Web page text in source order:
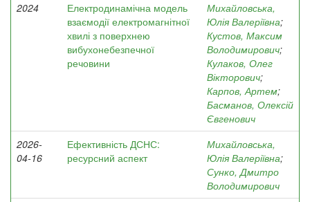
2024
Електродинамічна модель
взаємодії електромагнітної
хвилі з поверхнею
вибухонебезпечної
речовини
Михайловська,
Юлія Валеріївна;
Кустов, Максим
Володимирович;
Кулаков, Олег
Вікторович;
Карпов, Артем;
Басманов, Олексій
Євгенович
2026-
04-16
Ефективність ДСНС:
ресурсний аспект
Михайловська,
Юлія Валеріївна;
Сунко, Дмитро
Володимирович